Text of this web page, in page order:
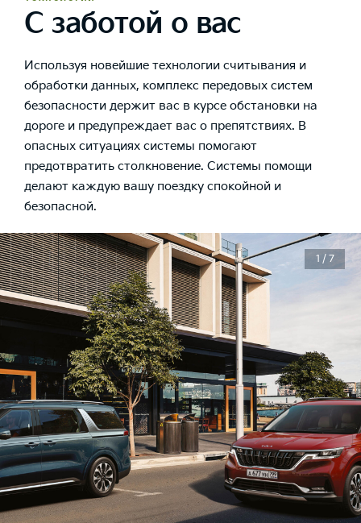
С заботой о вас
Используя новейшие технологии считывания и
обработки данных, комплекс передовых систем
безопасности держит вас в курсе обстановки на
дороге и предупреждает вас о препятствиях. В
опасных ситуациях системы помогают
предотвратить столкновение. Системы помощи
делают каждую вашу поездку спокойной и
безопасной.
1 / 7